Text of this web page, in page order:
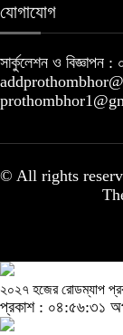
যোগাযোগ
সার্কুলেশন ও বিজ্ঞাপন
© All rights
২০২৭ হজের রোডম্যাপ
প্রকাশ : ০৪:৫৬:৩১